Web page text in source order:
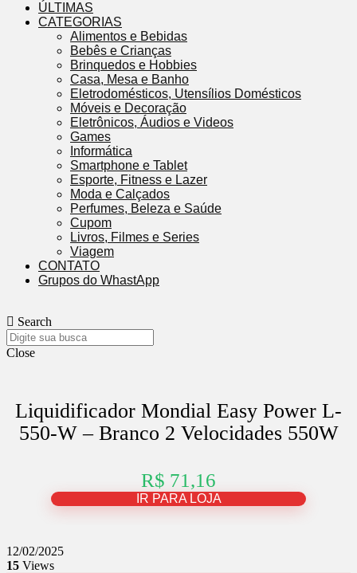
ÚLTIMAS
CATEGORIAS
Alimentos e Bebidas
Bebês e Crianças
Brinquedos e Hobbies
Casa, Mesa e Banho
Eletrodomésticos, Utensílios Domésticos
Móveis e Decoração
Eletrônicos, Áudios e Videos
Games
Informática
Smartphone e Tablet
Esporte, Fitness e Lazer
Moda e Calçados
Perfumes, Beleza e Saúde
Cupom
Livros, Filmes e Series
Viagem
CONTATO
Grupos do WhastApp
Search
Close
Liquidificador Mondial Easy Power L-
550-W – Branco 2 Velocidades 550W
R$ 71,16
IR PARA LOJA
12/02/2025
15 Views